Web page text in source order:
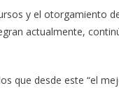
y el otorgamiento
actualmente,
que desde este “el